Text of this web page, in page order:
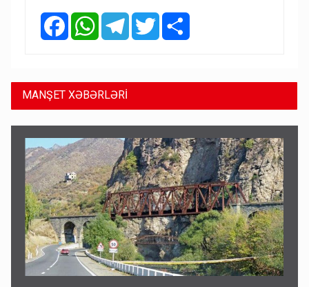
FacebookWhatsAppTelegramTwitter
MANŞET XƏBƏRLƏRİ